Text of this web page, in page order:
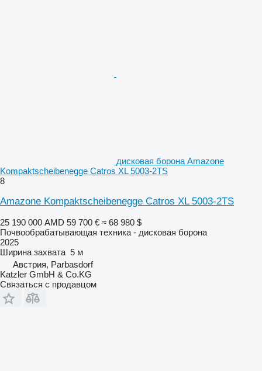
дисковая борона Amazone
Kompaktscheibenegge Catros XL 5003-2TS
8
Amazone Kompaktscheibenegge Catros XL 5003-2TS
25 190 000 AMD 59 700 € ≈ 68 980 $
Почвообрабатывающая техника - дисковая борона
2025
Ширина захвата 5 м
Австрия, Parbasdorf
Katzler GmbH & Co.KG
Связаться с продавцом